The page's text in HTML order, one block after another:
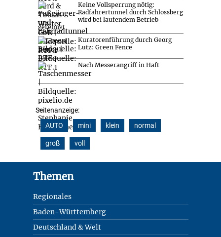
Keine Vollsperrung nötig:
Radfahrertunnel durch Schlossberg
wird bei laufendem Betrieb
gereinigt
Kuratorenführung durch Georg
Lutz: Green Fence
Nach Messerangriff in Haft
Seitenanzeige:
AUTO
mini klein normal
groß voll
Themen
Regionales
Baden-Württemberg
Deutschland & Welt